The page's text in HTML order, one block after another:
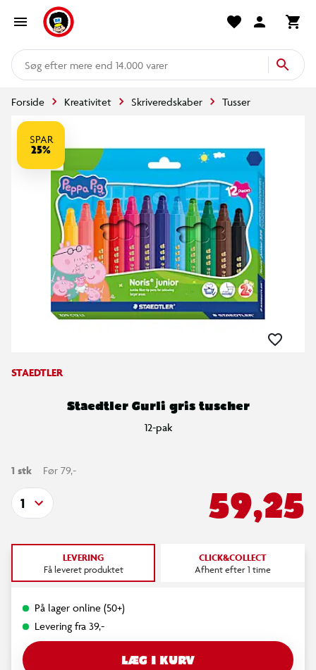
mere end 14.000 varer
Forside Kreativitet Skriveredskaber Tusser
SPAR
25%
STAEDTLER
Staedtler Gurli gris tuscher
12-pak
1 stk Før 79,-
59,25
1
LEVERING
Få leveret produktet
CLICK&COLLECT
Afhent efter 1 time
På lager online (50+)
Levering fra 39,-
LÆG I KURV